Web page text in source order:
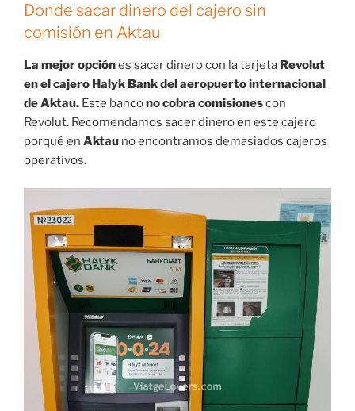
Donde sacar dinero del cajero sin
comisión en Aktau
La mejor opciónes sacar dinero con la tarjeta Revolut
en el cajero Halyk Bank del aeropuerto internacional
de Aktau. Este bancono cobra comisionescon
Revolut. Recomendamos sacer dinero en este cajero
porqué en Aktau no encontramos demasiados cajeros
operativos.